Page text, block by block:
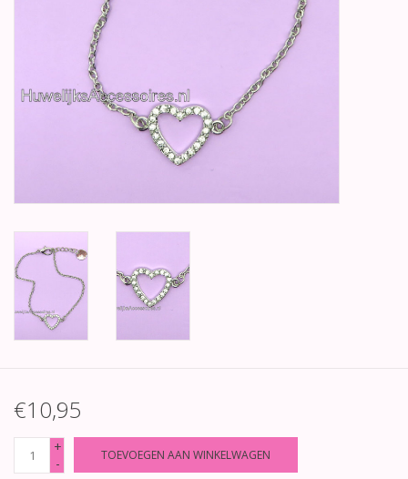
€10,95
+
-
TOEVOEGEN AAN WINKELWAGEN